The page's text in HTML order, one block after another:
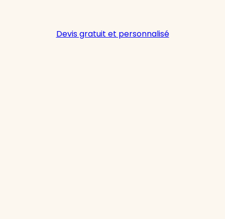
Devis gratuit et personnalisé